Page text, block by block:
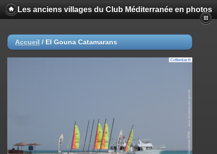
Les anciens villages du Club Méditerranée en photos
Accueil / El Gouna Catamarans